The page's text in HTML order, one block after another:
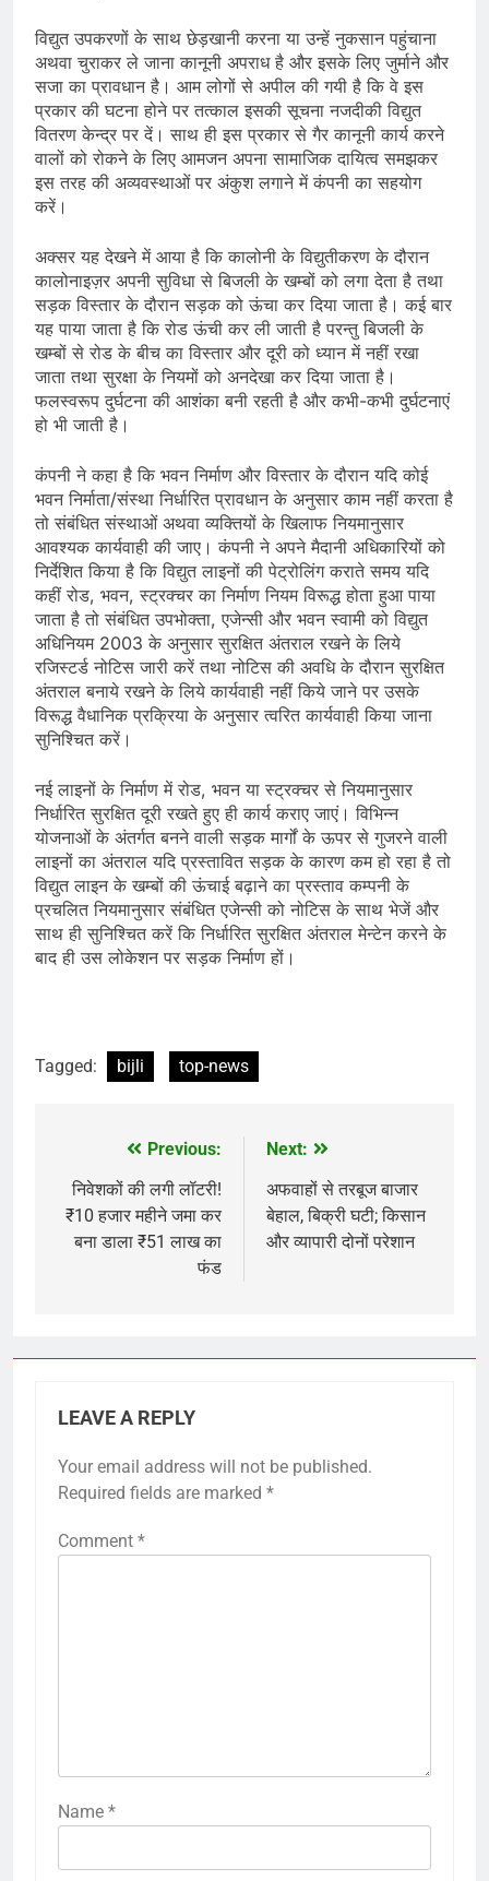
विद्युत उपकरणों के साथ छेड़खानी करना या उन्‍हें नुकसान पहुंचाना
अथवा चुराकर ले जाना कानूनी अपराध है और इसके लिए जुर्माने और
सजा का प्रावधान है। आम लोगों से अपील की गयी है कि वे इस
प्रकार की घटना होने पर तत्‍काल इसकी सूचना नजदीकी विद्युत
वितरण केन्द्र पर दें। साथ ही इस प्रकार से गैर कानूनी कार्य करने
वालों को रोकने के लिए आमजन अपना सामाजिक दायित्‍व समझकर
इस तरह की अव्‍यवस्‍थाओं पर अंकुश लगाने में कंपनी का सहयोग
करें।
अक्सर यह देखने में आया है कि कालोनी के विद्युतीकरण के दौरान
कालोनाइज़र अपनी सुविधा से बिजली के खम्बों को लगा देता है तथा
सड़क विस्तार के दौरान सड़क को ऊंचा कर दिया जाता है। कई बार
यह पाया जाता है कि रोड ऊंची कर ली जाती है परन्तु बिजली के
खम्बों से रोड के बीच का विस्तार और दूरी को ध्यान में नहीं रखा
जाता तथा सुरक्षा के नियमों को अनदेखा कर दिया जाता है।
फलस्वरूप दुर्घटना की आशंका बनी रहती है और कभी-कभी दुर्घटनाएं
हो भी जाती है।
कंपनी ने कहा है कि भवन निर्माण और विस्तार के दौरान यदि कोई
भवन निर्माता/संस्था निर्धारित प्रावधान के अनुसार काम नहीं करता है
तो संबंधित संस्थाओं अथवा व्यक्तियों के खिलाफ नियमानुसार
आवश्यक कार्यवाही की जाए। कंपनी ने अपने मैदानी अधिकारियों को
निर्देशित किया है कि विद्युत लाइनों की पेट्रोलिंग कराते समय यदि
कहीं रोड, भवन, स्ट्रक्चर का निर्माण नियम विरूद्ध होता हुआ पाया
जाता है तो संबंधित उपभोक्ता, एजेन्सी और भवन स्वामी को विद्युत
अधिनियम 2003 के अनुसार सुरक्षित अंतराल रखने के लिये
रजिस्टर्ड नोटिस जारी करें तथा नोटिस की अवधि के दौरान सुरक्षित
अंतराल बनाये रखने के लिये कार्यवाही नहीं किये जाने पर उसके
विरूद्ध वैधानिक प्रक्रिया के अनुसार त्वरित कार्यवाही किया जाना
सुनिश्चित करें।
नई लाइनों के निर्माण में रोड, भवन या स्ट्रक्चर से नियमानुसार
निर्धारित सुरक्षित दूरी रखते हुए ही कार्य कराए जाएं। विभिन्न
योजनाओं के अंतर्गत बनने वाली सड़क मार्गों के ऊपर से गुजरने वाली
लाइनों का अंतराल यदि प्रस्तावित सड़क के कारण कम हो रहा है तो
विद्युत लाइन के खम्बों की ऊंचाई बढ़ाने का प्रस्ताव कम्पनी के
प्रचलित नियमानुसार संबंधित एजेन्सी को नोटिस के साथ भेजें और
साथ ही सुनिश्चित करें कि निर्धारित सुरक्षित अंतराल मेन्टेन करने के
बाद ही उस लोकेशन पर सड़क निर्माण हों।
Tagged: bijli top-news
navigation
Previous:
निवेशकों की लगी लॉटरी!
₹10 हजार महीने जमा कर
बना डाला ₹51 लाख का
फंड
Next:
अफवाहों से तरबूज बाजार
बेहाल, बिक्री घटी; किसान
और व्यापारी दोनों परेशान
LEAVE A REPLY
Your email address will not be published.
Required fields are marked *
Comment *
Name *